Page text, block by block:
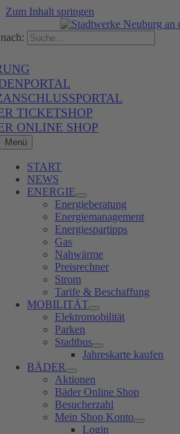
Zum Inhalt springen
TICKETSHOP
ONLINE SHOP
Menü
START
NEWS
ENERGIE
Energieberatung
Energiemanagement
Energiespartipps
Gas
Nahwärme
Preisrechner
Strom
Tarife & Beschaffung
MOBILITÄT
Elektromobilität
Parken
Stadtbus
Jahreskarte kaufen
BÄDER
Aktionen
Bäder Online Shop
Besucherzahl
Mein Shop Konto
Login